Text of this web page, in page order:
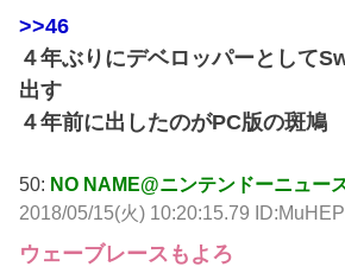
>>46
４年ぶりにデベロッパーとして
出す
４年前に出したのがPC版の斑鳩
50: NO NAME@ニンテンドーニュー
2018/05/15(火) 10:20:15.79
ウェーブレースもよろ